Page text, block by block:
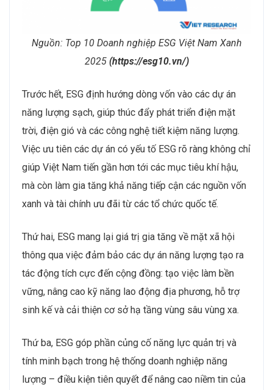
Nguồn: Top 10 Doanh nghiệp ESG Việt Nam Xanh
2025 (https://esg10.vn/)
Trước hết, ESG định hướng dòng vốn vào các dự án
năng lượng sạch, giúp thúc đẩy phát triển điện mặt
trời, điện gió và các công nghệ tiết kiệm năng lượng.
Việc ưu tiên các dự án có yếu tố ESG rõ ràng không chỉ
giúp Việt Nam tiến gần hơn tới các mục tiêu khí hậu,
mà còn làm gia tăng khả năng tiếp cận các nguồn vốn
xanh và tài chính ưu đãi từ các tổ chức quốc tế.
Thứ hai, ESG mang lại giá trị gia tăng về mặt xã hội
thông qua việc đảm bảo các dự án năng lượng tạo ra
tác động tích cực đến cộng đồng: tạo việc làm bền
vững, nâng cao kỹ năng lao động địa phương, hỗ trợ
sinh kế và cải thiện cơ sở hạ tầng vùng sâu vùng xa.
Thứ ba, ESG góp phần củng cố năng lực quản trị và
tính minh bạch trong hệ thống doanh nghiệp năng
lượng – điều kiện tiên quyết để nâng cao niềm tin của